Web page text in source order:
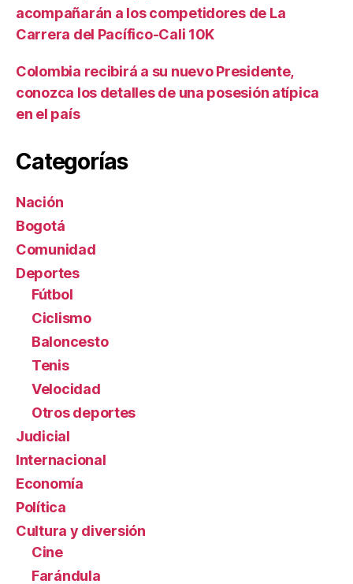
acompañarán a los competidores de La
Carrera del Pacífico-Cali 10K
Colombia recibirá a su nuevo Presidente,
conozca los detalles de una posesión atípica
en el país
Categorías
Nación
Bogotá
Comunidad
Deportes
Fútbol
Ciclismo
Baloncesto
Tenis
Velocidad
Otros deportes
Judicial
Internacional
Economía
Política
Cultura y diversión
Cine
Farándula